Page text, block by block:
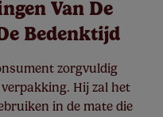
Van De
Bedenktijd
zorgvuldig
Hij zal het
in de mate die